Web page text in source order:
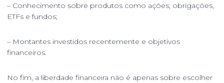
– Conhecimento sobre produtos como ações, obrigações,
ETFs e fundos;
– Montantes investidos recentemente e objetivos
financeiros.
No fim, a liberdade financeira não é apenas sobre escolher